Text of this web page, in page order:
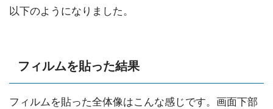
以下のようになりました。
フィルムを貼った結果
フィルムを貼った全体像はこんな感じです。画面下部